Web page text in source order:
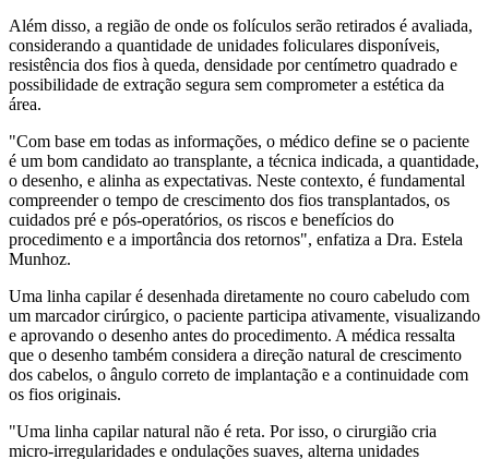
Além disso, a região de onde os folículos serão retirados é avaliada,
considerando a quantidade de unidades foliculares disponíveis,
resistência dos fios à queda, densidade por centímetro quadrado e
possibilidade de extração segura sem comprometer a estética da
área.
"Com base em todas as informações, o médico define se o paciente
é um bom candidato ao transplante, a técnica indicada, a quantidade,
o desenho, e alinha as expectativas. Neste contexto, é fundamental
compreender o tempo de crescimento dos fios transplantados, os
cuidados pré e pós-operatórios, os riscos e benefícios do
procedimento e a importância dos retornos", enfatiza a Dra. Estela
Munhoz.
Uma linha capilar é desenhada diretamente no couro cabeludo com
um marcador cirúrgico, o paciente participa ativamente, visualizando
e aprovando o desenho antes do procedimento. A médica ressalta
que o desenho também considera a direção natural de crescimento
dos cabelos, o ângulo correto de implantação e a continuidade com
os fios originais.
"Uma linha capilar natural não é reta. Por isso, o cirurgião cria
micro-irregularidades e ondulações suaves, alterna unidades